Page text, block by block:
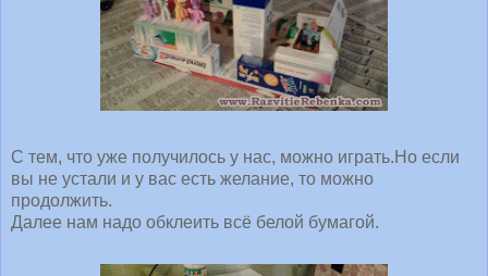
С тем, что уже получилось у нас, можно играть.Но если
вы не устали и у вас есть желание, то можно
продолжить.
Далее нам надо обклеить всё белой бумагой.